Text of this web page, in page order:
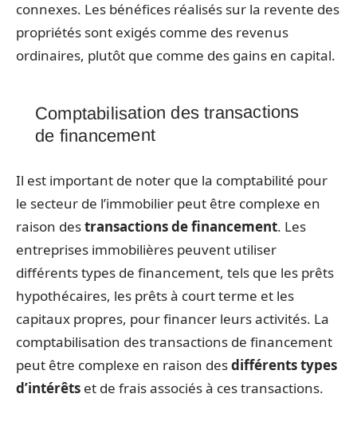
connexes. Les bénéfices réalisés sur la revente des
propriétés sont exigés comme des revenus
ordinaires, plutôt que comme des gains en capital.
Comptabilisation des transactions
de financement
Il est important de noter que la comptabilité pour
le secteur de l’immobilier peut être complexe en
raison destransactions de financement. Les
entreprises immobilières peuvent utiliser
différents types de financement, tels que les prêts
hypothécaires, les prêts à court terme et les
capitaux propres, pour financer leurs activités. La
comptabilisation des transactions de financement
peut être complexe en raison desdifférents types
d’intérêts et de frais associés à ces transactions.